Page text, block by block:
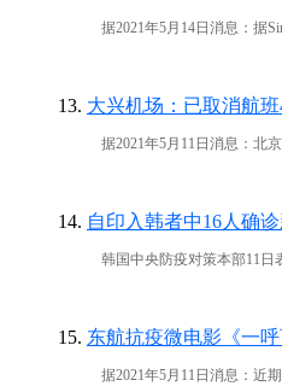
据2021年5月14日消息：据
13. 大兴机场：已取消航
据2021年5月11日消息：北京大
14. 自印入韩者中16人确
韩国中央防疫对策本部11日表
15. 东航抗疫微电影《一
据2021年5月11日消息：近期，